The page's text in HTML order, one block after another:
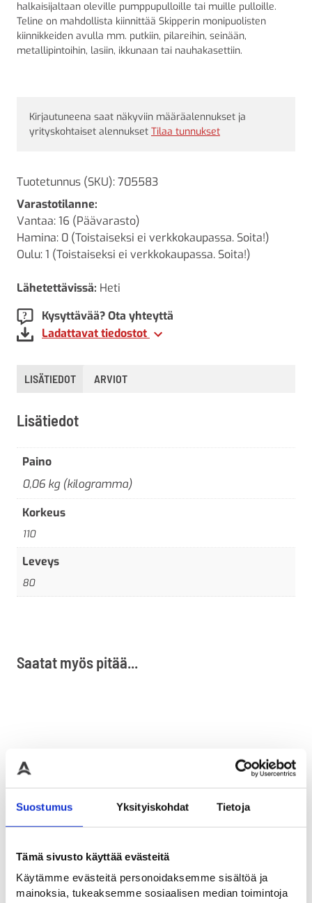
Suostumus Yksityiskohdat Tietoja
Tämä sivusto käyttää evästeitä
Käytämme evästeitä personoidaksemme sisältöä ja
mainoksia, tukeaksemme sosiaalisen median toimintoja
halkaisijaltaan oleville pumppupulloille tai muille pulloille.
Teline on mahdollista kiinnittää Skipperin monipuolisten
kiinnikkeiden avulla mm. putkiin, pilareihin, seinään,
metallipintoihin, lasiin, ikkunaan tai nauhakasettiin.
Kirjautuneena saat näkyviin määräalennukset ja
yrityskohtaiset alennukset Tilaa tunnukset
Tuotetunnus (SKU):705583
Varastotilanne:
Vantaa: 16 (Päävarasto)
Hamina: 0 (Toistaiseksi ei verkkokaupassa. Soita!)
Oulu: 1 (Toistaiseksi ei verkkokaupassa. Soita!)
Lähetettävissä: Heti
Kysyttävää? Ota yhteyttä
Ladattavat tiedostot
LISÄTIEDOT ARVIOT
Lisätiedot
Paino
0,06 kg (kilogramma)
Korkeus
110
Leveys
80
Saatat myös pitää...
kartiokiinnikkeellä
Alkaen79,00€
rajaustolppa
Skipper-tuoteperheen
oranssi rajaustolppa